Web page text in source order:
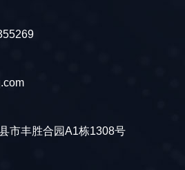
市丰胜合园A1栋1308号